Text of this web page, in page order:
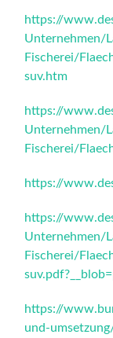
https://
Unternehmen/
Fischerei/
suv.htm
https://
Unternehmen/
Fischerei/
https://
https://
Unternehmen/
Fischerei/
https://
und-